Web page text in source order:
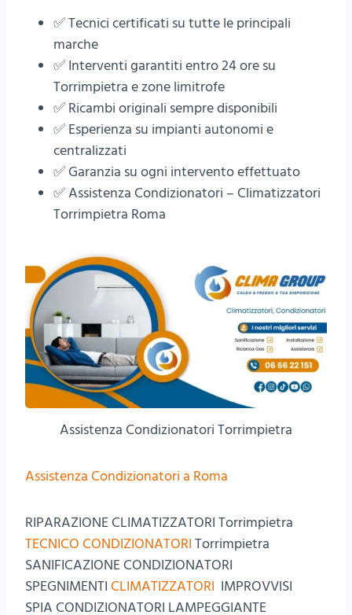
✅ Tecnici certificati su tutte le principali
marche
✅ Interventi garantiti entro 24 ore su
Torrimpietra e zone limitrofe
✅ Ricambi originali sempre disponibili
✅ Esperienza su impianti autonomi e
centralizzati
✅ Garanzia su ogni intervento effettuato
✅ Assistenza Condizionatori – Climatizzatori
Torrimpietra Roma
Assistenza Condizionatori Torrimpietra
Assistenza Condizionatori a Roma
RIPARAZIONE CLIMATIZZATORI Torrimpietra
TECNICO CONDIZIONATORI Torrimpietra
SANIFICAZIONE CONDIZIONATORI
SPEGNIMENTI CLIMATIZZATORI IMPROVVISI
SPIA CONDIZIONATORI LAMPEGGIANTE